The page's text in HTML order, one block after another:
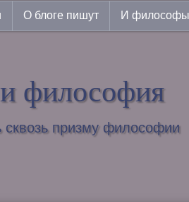
О блоге пишут И философы
философия
сквозь призму философии